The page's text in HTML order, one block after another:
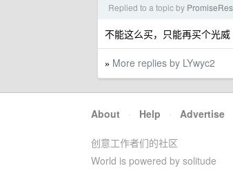
Replied to a topic by
不能这么买，只能再买个光
» More replies by LYwyc2
About · Help · Advertise
创意工作者们的社区
World is powered by solitude